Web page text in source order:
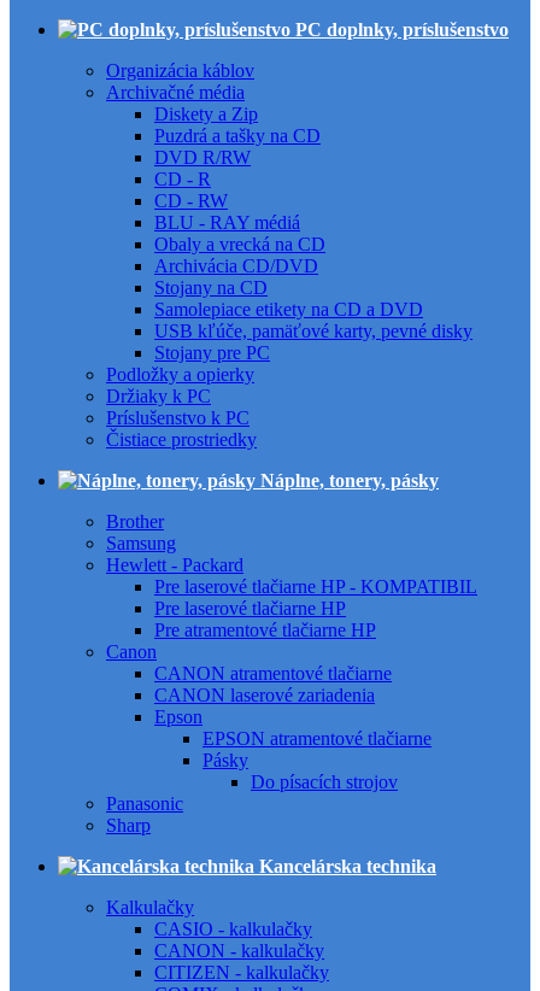
PC doplnky, príslušenstvo
Organizácia káblov
Archivačné média
Diskety a Zip
Puzdrá a tašky na CD
DVD R/RW
CD - R
CD - RW
BLU - RAY médiá
Obaly a vrecká na CD
Archivácia CD/DVD
Stojany na CD
Samolepiace etikety na CD a DVD
USB kľúče, pamäťové karty, pevné disky
Stojany pre PC
Podložky a opierky
Držiaky k PC
Príslušenstvo k PC
Čistiace prostriedky
Náplne, tonery, pásky
Brother
Samsung
Hewlett - Packard
Pre laserové tlačiarne HP - KOMPATIBIL
Pre laserové tlačiarne HP
Pre atramentové tlačiarne HP
Canon
CANON atramentové tlačiarne
CANON laserové zariadenia
Epson
EPSON atramentové tlačiarne
Pásky
Do písacích strojov
Panasonic
Sharp
Kancelárska technika
Kalkulačky
CASIO - kalkulačky
CANON - kalkulačky
CITIZEN - kalkulačky